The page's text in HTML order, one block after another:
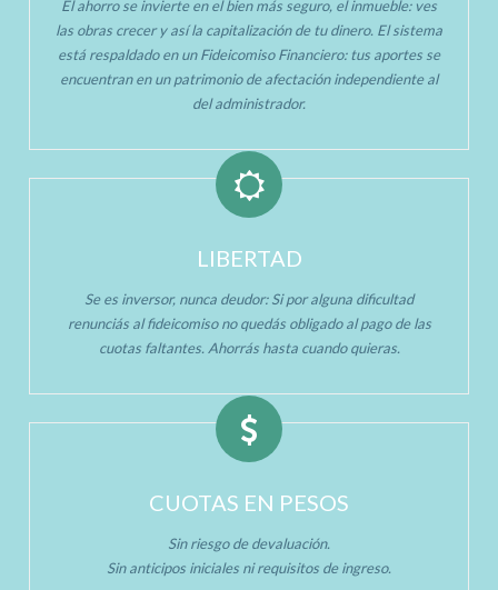
El ahorro se invierte en el bien más seguro, el inmueble: ves
las obras crecer y así la capitalización de tu dinero. El sistema
está respaldado en un Fideicomiso Financiero: tus aportes se
encuentran en un patrimonio de afectación independiente al
del administrador.
LIBERTAD
Se es inversor, nunca deudor: Si por alguna dificultad
renunciás al fideicomiso no quedás obligado al pago de las
cuotas faltantes. Ahorrás hasta cuando quieras.
CUOTAS EN PESOS
Sin riesgo de devaluación.
Sin anticipos iniciales ni requisitos de ingreso.